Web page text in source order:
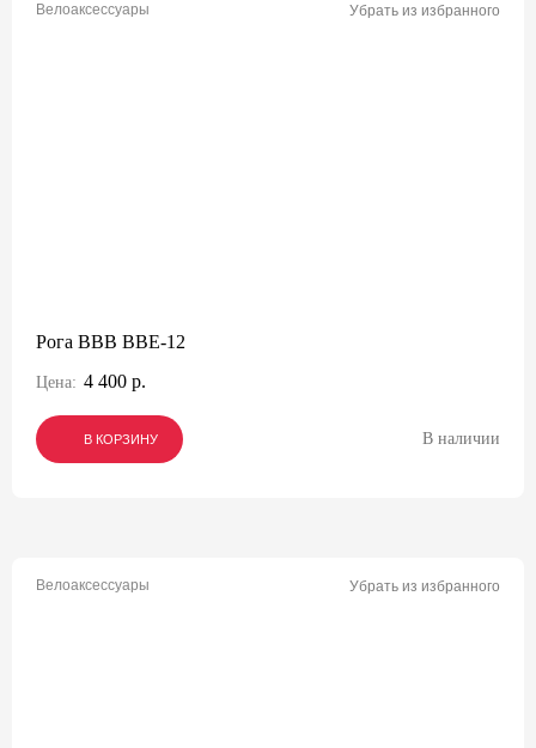
Велоаксессуары Убрать из избранного
Рога BBB BBE-12
Цена: 4 400 р.
В КОРЗИНУ
В КОРЗИНУ
В КОРЗИНУ В наличии
Велоаксессуары Убрать из избранного